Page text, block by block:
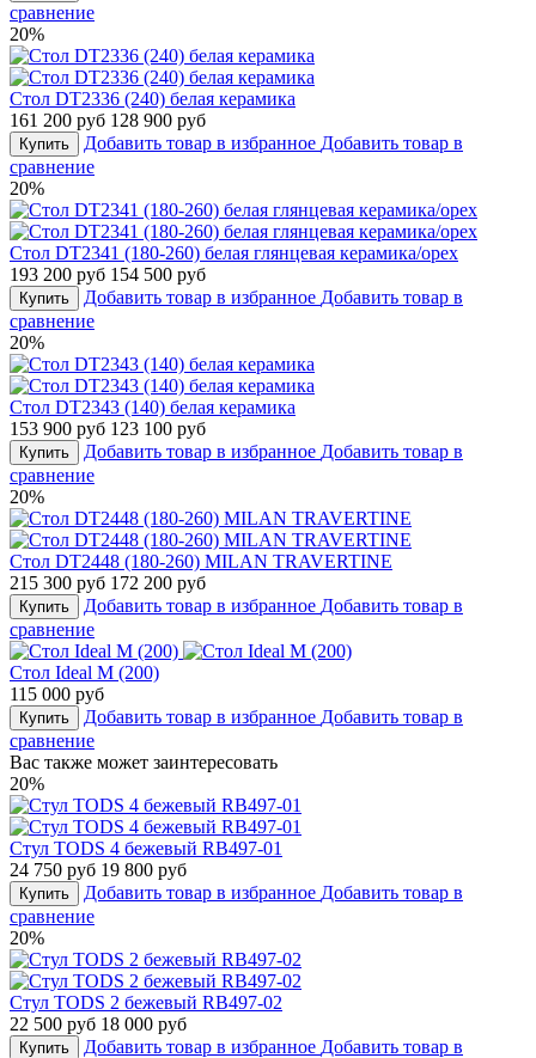
сравнение
20%
Стол DT2336 (240) белая керамика
161 200 руб 128 900 руб
Купить Добавить товар в избранное Добавить товар в
сравнение
20%
Стол DT2341 (180-260) белая глянцевая керамика/орех
193 200 руб 154 500 руб
Купить Добавить товар в избранное Добавить товар в
сравнение
20%
Стол DT2343 (140) белая керамика
153 900 руб 123 100 руб
Купить Добавить товар в избранное Добавить товар в
сравнение
20%
Стол DT2448 (180-260) MILAN TRAVERTINE
215 300 руб 172 200 руб
Купить Добавить товар в избранное Добавить товар в
сравнение
Стол Ideal M (200)
115 000 руб
Купить Добавить товар в избранное Добавить товар в
сравнение
Вас также может заинтересовать
20%
Стул TODS 4 бежевый RB497-01
24 750 руб 19 800 руб
Купить Добавить товар в избранное Добавить товар в
сравнение
20%
Стул TODS 2 бежевый RB497-02
22 500 руб 18 000 руб
Купить Добавить товар в избранное Добавить товар в